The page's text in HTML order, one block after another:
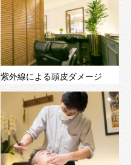
紫外線による頭皮ダメージ